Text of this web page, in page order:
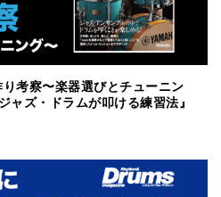
考察〜楽器選びとチューニン
ャズ・ドラムが叩ける練習法』